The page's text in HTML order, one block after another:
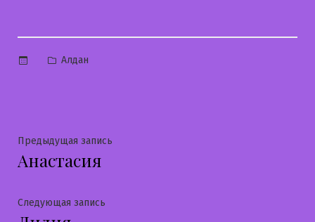
Опубликовано
Алдан
Навигация
по
записям
Предыдущая запись
Анастасия
Следующая запись